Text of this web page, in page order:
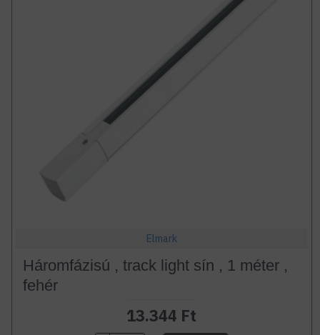
Elmark
Háromfázisú , track light sín , 1 méter ,
fehér
13.344 Ft